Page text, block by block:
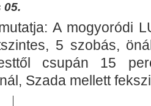
05.
A mogyoródi
5 szobás,
csupán 15
Szada mellett